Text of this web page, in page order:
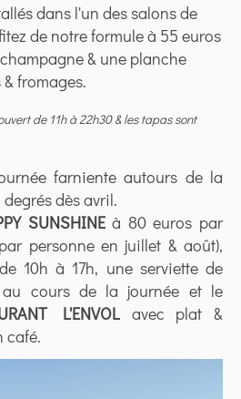
dans l'un des salons de
de notre formule à 55 euros
& une planche
fromages.
de 11h à 22h30 & les tapas sont
farniente autours de la
dès avril.
SUNSHINEà 80 euros par
personne en juillet & août),
10h à 17h, une serviette de
cours de la journée et le
L'ENVOL avec plat &
café.